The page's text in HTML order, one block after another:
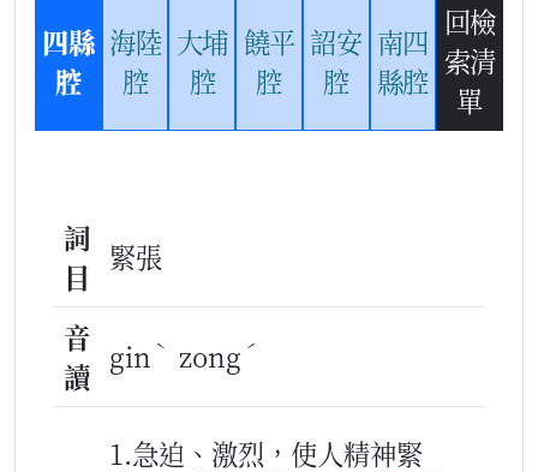
四縣
腔
海陸
腔
大埔
腔
饒平
腔
詔安
腔
南四
縣腔
回檢
索清
單
詞
目
緊張
音
讀
gin ˋ zong ˊ
1.急迫、激烈，使人精神緊